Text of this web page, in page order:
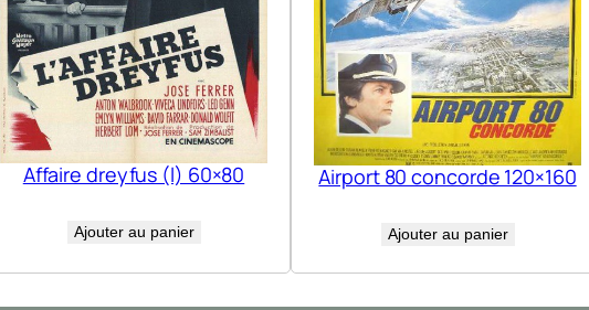
Affaire dreyfus (l) 60×80
Ajouter au panier
Airport 80 concorde 120×160
Ajouter au panier